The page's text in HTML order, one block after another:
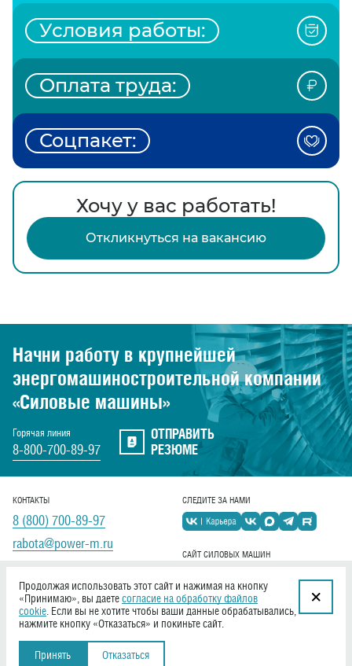
Условия работы:
Оплата труда:
Соцпакет:
Хочу у вас работать!
Откликнуться на вакансию
Начни работу в крупнейшей
энергомашиностроительнойкомпании
«Силовые машины»
Горячая линия
8-800-700-89-97
ОТПРАВИТЬ
РЕЗЮМЕ
КОНТАКТЫ
8 (800) 700-89-97
rabota@power-m.ru
СЛЕДИТЕ ЗА НАМИ
САЙТ СИЛОВЫХ МАШИН
Продолжая использовать этот сайт и нажимая на кнопку
«Принимаю», вы даетесогласие на обработку файлов
cookie . Если вы не хотите чтобы ваши данные обрабатывались,
нажмите кнопку «Отказаться» и покиньте сайт.
Принять Отказаться